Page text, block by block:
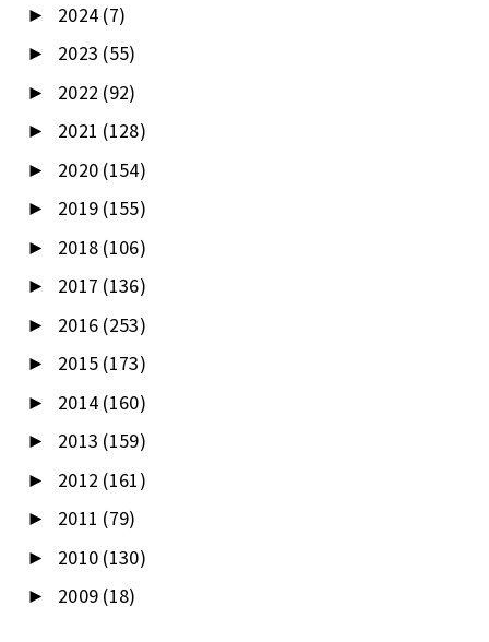
► 2024 (7)
► 2023 (55)
► 2022 (92)
► 2021 (128)
► 2020 (154)
► 2019 (155)
► 2018 (106)
► 2017 (136)
► 2016 (253)
► 2015 (173)
► 2014 (160)
► 2013 (159)
► 2012 (161)
► 2011 (79)
► 2010 (130)
► 2009 (18)